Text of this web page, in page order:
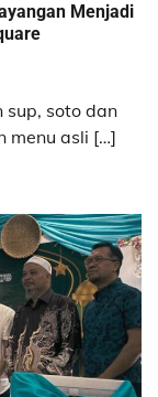
Menjadi
sup, soto dan
menu asli […]